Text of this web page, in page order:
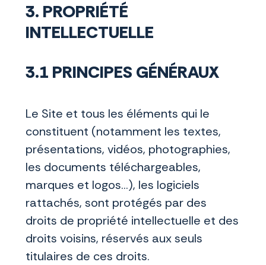
3. PROPRIÉTÉ
INTELLECTUELLE
3.1 PRINCIPES GÉNÉRAUX
Le Site et tous les éléments qui le
constituent (notamment les textes,
présentations, vidéos, photographies,
les documents téléchargeables,
marques et logos...), les logiciels
rattachés, sont protégés par des
droits de propriété intellectuelle et des
droits voisins, réservés aux seuls
titulaires de ces droits.